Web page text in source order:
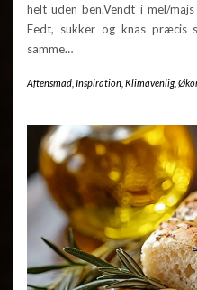
helt uden ben.Vendt i mel/
Fedt, sukker og knas præcis
samme…
Aftensmad Inspiration Klimavenlig,